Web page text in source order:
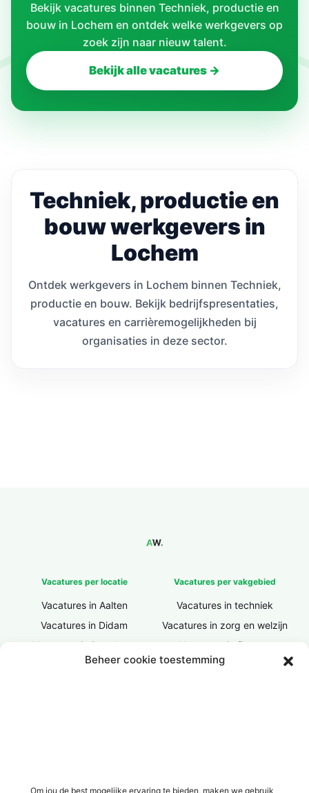
Beheer cookie toestemming
Om jou de best mogelijke ervaring te bieden, maken we gebruik
Bekijk vacatures binnen Techniek, productie en
bouw in Lochem en ontdek welke werkgevers op
zoek zijn naar nieuw talent.
Bekijk alle vacatures →
Techniek, productie en
bouw werkgevers in
Lochem
Ontdek werkgevers in Lochem binnen Techniek,
productie en bouw. Bekijk bedrijfspresentaties,
vacatures en carrièremogelijkheden bij
organisaties in deze sector.
Vacatures per locatie
Vacatures in Aalten
Vacatures in Didam
Vacatures in Doesburg
Vacatures in Doetinchem
Vacatures in Varsseveld
Vacatures per vakgebied
Vacatures in techniek
Vacatures in zorg en welzijn
Vacatures in finance
Vacatures in ICT / IT